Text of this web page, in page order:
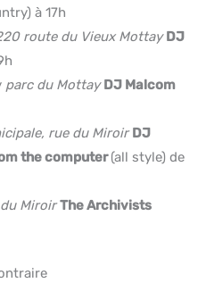
à 17h
route du Vieux Mottay DJ
parc du Mottay DJ Malcom
rue du MiroirDJ
the computer(all style) de
Miroir The Archivists